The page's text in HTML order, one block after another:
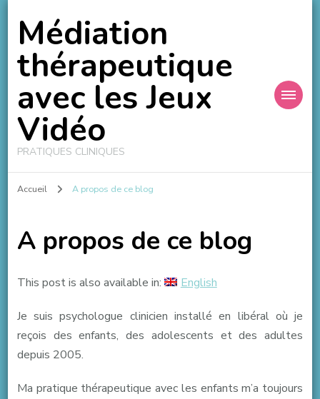
Médiation
thérapeutique
avec les Jeux
Vidéo
PRATIQUES CLINIQUES
Accueil A propos de ce blog
A propos de ce blog
This post is also available in: English
Je suis psychologue clinicien installé en libéral où je
reçois des enfants, des adolescents et des adultes
depuis 2005.
Ma pratique thérapeutique avec les enfants m’a toujours